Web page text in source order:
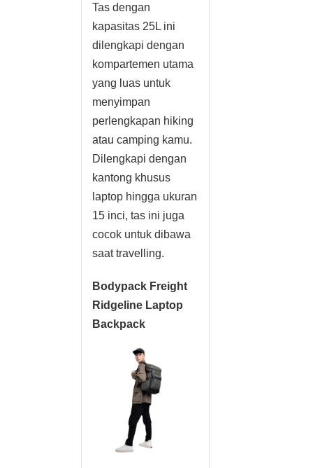
Tas dengan
kapasitas 25L ini
dilengkapi dengan
kompartemen utama
yang luas untuk
menyimpan
perlengkapan hiking
atau camping kamu.
Dilengkapi dengan
kantong khusus
laptop hingga ukuran
15 inci, tas ini juga
cocok untuk dibawa
saat travelling.
Bodypack Freight
Ridgeline Laptop
Backpack